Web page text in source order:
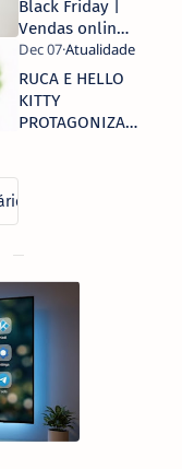
Black Friday |
Vendas online
sobem 8% a
nível global e
chegam aos
70,9 mil
RUCA E HELLO
KITTY
PROTAGONIZAM